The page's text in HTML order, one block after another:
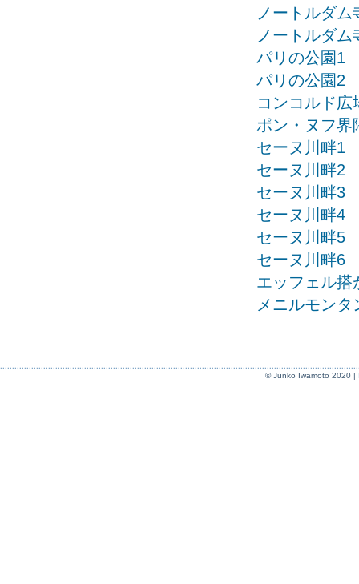
ノートルダム
ノートルダム
パリの公園1
パリの公園2
コンコルド広
ポン・ヌフ界
セーヌ川畔1
セーヌ川畔2
セーヌ川畔3
セーヌ川畔4
セーヌ川畔5
セーヌ川畔6
エッフェル搭
メニルモン
© Junko Iwamoto 2020 |